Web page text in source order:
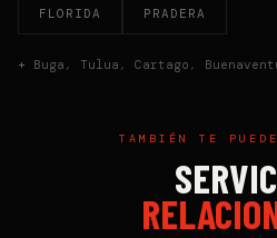
FLORIDA PRADERA
+ Buga , Tulua , Cartago ,
TAMBIÉN TE